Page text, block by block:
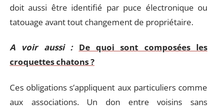
doit aussi être identifié par puce électronique ou
tatouage avant tout changement de propriétaire.
A voir aussi :
De quoi sont composées les
croquettes chatons ?
Ces obligations s’appliquent aux particuliers comme
aux associations. Un don entre voisins sans